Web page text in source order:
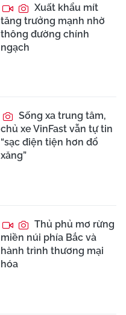
Xuất khẩu mít
tăng trưởng mạnh nhờ
thông đường chính
ngạch
Sống xa trung tâm,
chủ xe VinFast vẫn tự tin
“sạc điện tiện hơn đổ
xăng”
Thủ phủ mơ rừng
miền núi phía Bắc và
hành trình thương mại
hóa